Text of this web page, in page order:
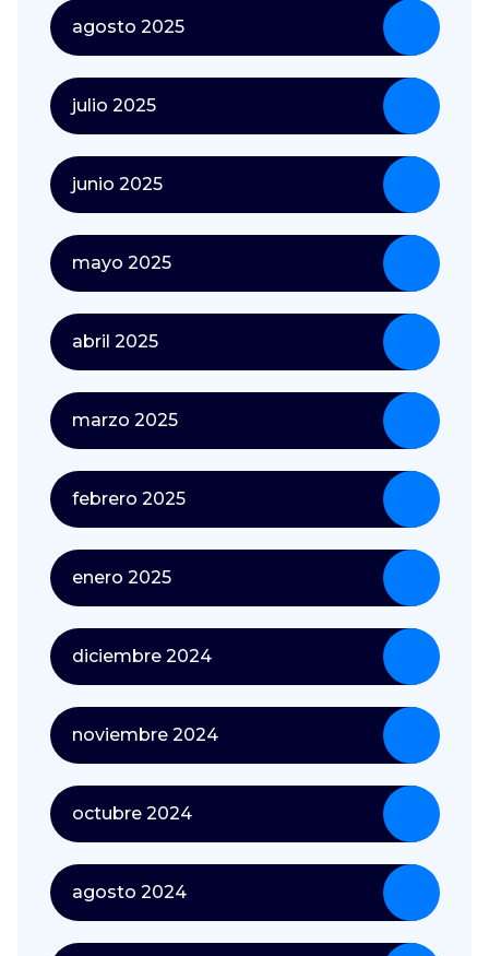
agosto 2025
julio 2025
junio 2025
mayo 2025
abril 2025
marzo 2025
febrero 2025
enero 2025
diciembre 2024
noviembre 2024
octubre 2024
agosto 2024